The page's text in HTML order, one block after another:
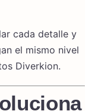
cada detalle y
el mismo nivel
Diverkion.